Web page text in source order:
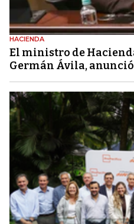
HACIENDA
El ministro de
Germán Ávila,